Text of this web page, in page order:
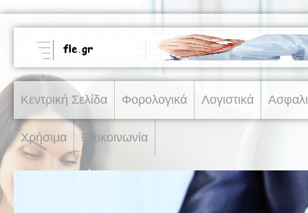
Κεντρική Σελίδα Φορολογικά Λογιστικά
Χρήσιμα Επικοινωνία